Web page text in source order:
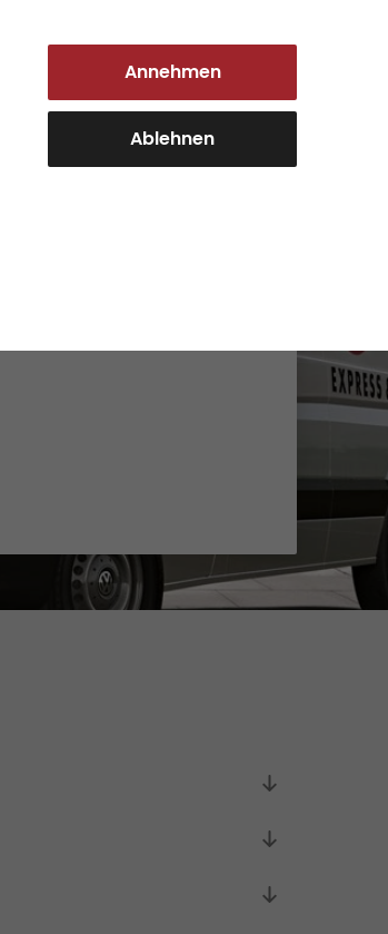
Login Kundenportal
Initiativbewerbung als Sortierkraft
Annehmen
Ablehnen